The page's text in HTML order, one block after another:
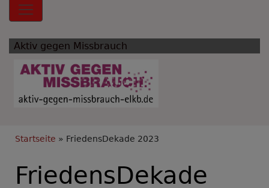
Hauptnavigation
Aktiv gegen Missbrauch
Breadcrumb
Startseite FriedensDekade 2023
FriedensDekade